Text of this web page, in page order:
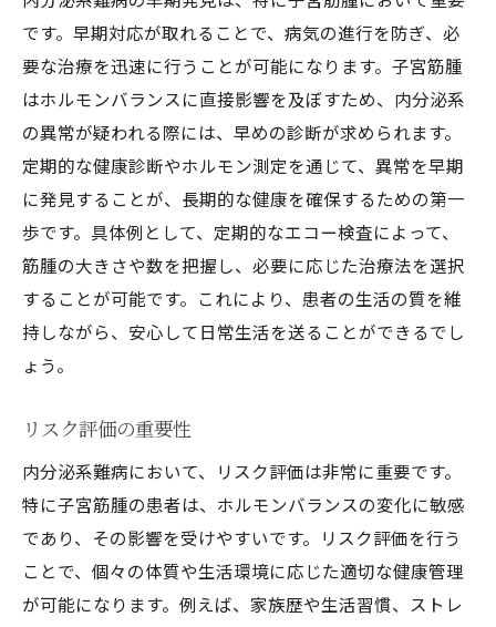
です。早期対応が取れることで、病気の進行を防ぎ、必
要な治療を迅速に行うことが可能になります。子宮筋腫
はホルモンバランスに直接影響を及ぼすため、内分泌系
の異常が疑われる際には、早めの診断が求められます。
定期的な健康診断やホルモン測定を通じて、異常を早期
に発見することが、長期的な健康を確保するための第一
歩です。具体例として、定期的なエコー検査によって、
筋腫の大きさや数を把握し、必要に応じた治療法を選択
することが可能です。これにより、患者の生活の質を維
持しながら、安心して日常生活を送ることができるでし
ょう。
リスク評価の重要性
内分泌系難病において、リスク評価は非常に重要です。
特に子宮筋腫の患者は、ホルモンバランスの変化に敏感
であり、その影響を受けやすいです。リスク評価を行う
ことで、個々の体質や生活環境に応じた適切な健康管理
が可能になります。例えば、家族歴や生活習慣、ストレ